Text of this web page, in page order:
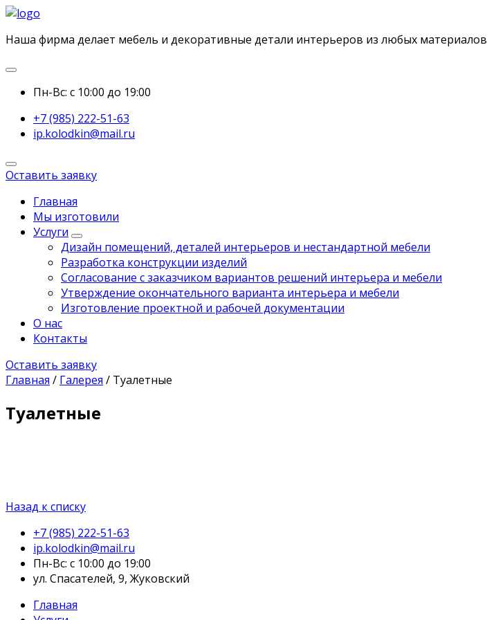
Наша фирма делает мебель и декоративные детали интерьеров из любых материалов
Пн-Вс: с 10:00 до 19:00
+7 (985) 222-51-63
ip.kolodkin@mail.ru
Оставить заявку
Главная
Мы изготовили
Услуги
Дизайн помещений, деталей интерьеров и нестандартной мебели
Разработка конструкции изделий
Согласование с заказчиком вариантов решений интерьера и мебели
Утверждение окончательного варианта интерьера и мебели
Изготовление проектной и рабочей документации
О нас
Контакты
Оставить заявку
Главная / Галерея / Туалетные
Туалетные
Назад к списку
+7 (985) 222-51-63
ip.kolodkin@mail.ru
Пн-Вс: с 10:00 до 19:00
ул. Спасателей, 9, Жуковский
Главная